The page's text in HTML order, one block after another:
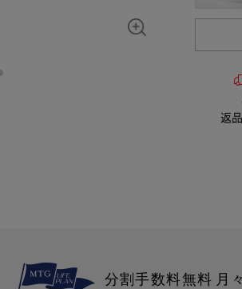
返
分割手数料無料 月
※別ウインドウが開き